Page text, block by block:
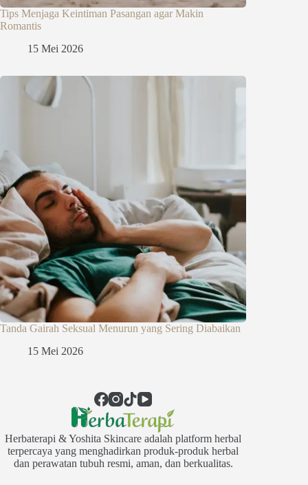
Tips Menjaga Keintiman Pasangan agar Makin
Romantis
15 Mei 2026
Tanda Gairah Seksual Menurun yang Sering Diabaikan
15 Mei 2026
Herbaterapi & Yoshita Skincare adalah platform herbal
terpercaya yang menghadirkan produk-produk herbal
dan perawatan tubuh resmi, aman, dan berkualitas.